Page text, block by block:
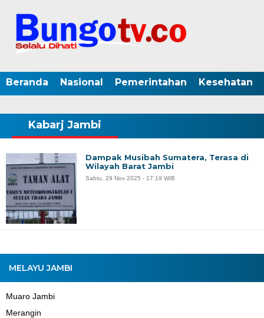
Beranda Nasional Pemerintahan Kesehatan
MELAYU JAMBI
Muaro Jambi
Merangin
Kabarj Jambi
Dampak Musibah Sumatera, Terasa di
Wilayah Barat Jambi
Sabtu, 29 Nov 2025 - 17:19 WIB